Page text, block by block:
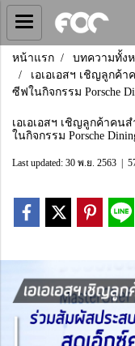
หน้าแรก บทความทั้ง
เอเอเอสฯ เชิญลูกค้
ซีฟในกิจกรรม Porsche
เอเอเอสฯ เชิญลูกค้าค
ในกิจกรรม Porsche
Last updated: 30 พ.ย. 2563